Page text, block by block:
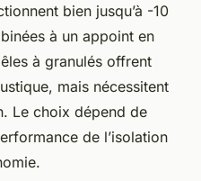
bien jusqu’à -10
à un appoint en
à granulés offrent
mais nécessitent
Le choix dépend de
de l’isolation